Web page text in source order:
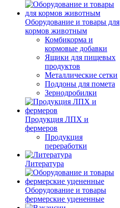
Оборудование и товары для
кормов животным
Комбикорма и
кормовые добавки
Ящики для пищевых
продуктов
Металлические сетки
Поддоны для помета
Зернодробилки
Продукция ЛПХ и
фермеров
Продукция
переработки
Литература
Оборудование и товары
фермерские уцененные